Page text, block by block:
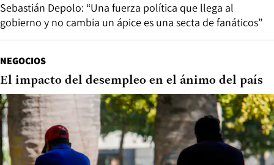
Sebastián Depolo: “Una fuerza política que llega al
gobierno y no cambia un ápice es una secta de fanáticos”
NEGOCIOS
El impacto del desempleo en el ánimo del país